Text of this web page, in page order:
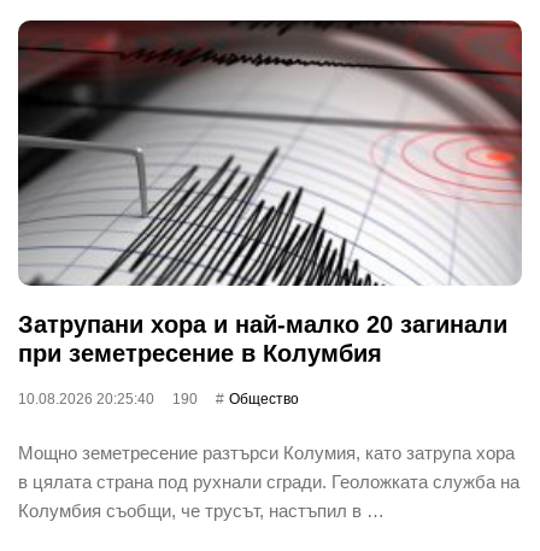
Затрупани хора и най-малко 20 загинали
при земетресение в Колумбия
10.08.2026 20:25:40 190 Общество
Мощно земетресение разтърси Колумия, като затрупа хора
в цялата страна под рухнали сгради. Геоложката служба на
Колумбия съобщи, че трусът, настъпил в …